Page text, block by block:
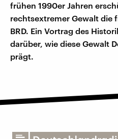
frühen 1990er Jahren
rechtsextremer Gewalt die
BRD. Ein Vortrag des
darüber, wie diese Gewalt
prägt.